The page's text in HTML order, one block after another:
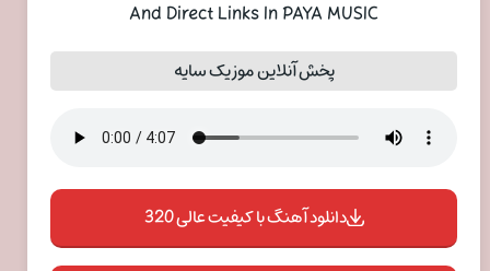
And Direct Links In PAYA MUSIC
پخش آنلاین موزیک سایه
دانلود آهنگ با کیفیت عالی 320